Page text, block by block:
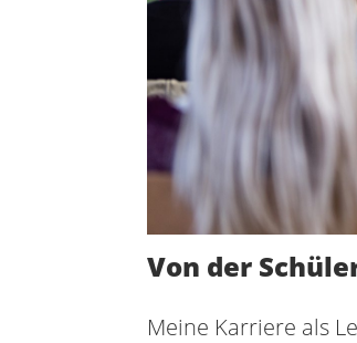
Von der
Meine Karriere als